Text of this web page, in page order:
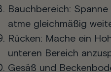
Bauchbereich:
atme gleichmäßig
Rücken: Mache ein
unteren Bereich
Gesäß und